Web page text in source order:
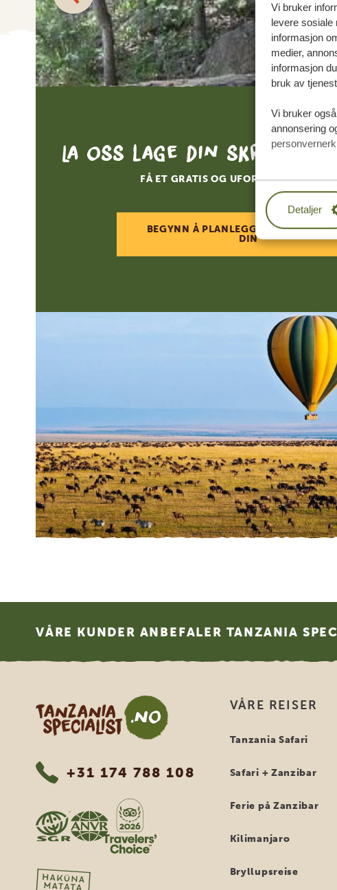
Vi bruker
levere sosiale
informasjon
medier,
informasjon
bruk av
Vi bruker
annonsering
Detaljer
La oss lage din
FÅ ET GRATIS OG UFORPLIKTENDE
BEGYNN Å PLANLEGGE
DIN
VÅRE KUNDER ANBEFALER TANZANIA
Tanzania Specialist
+31 174 788 108
VÅRE REISER
Tanzania Safari
Safari + Zanzibar
Ferie på Zanzibar
Kilimanjaro
Bryllupsreise